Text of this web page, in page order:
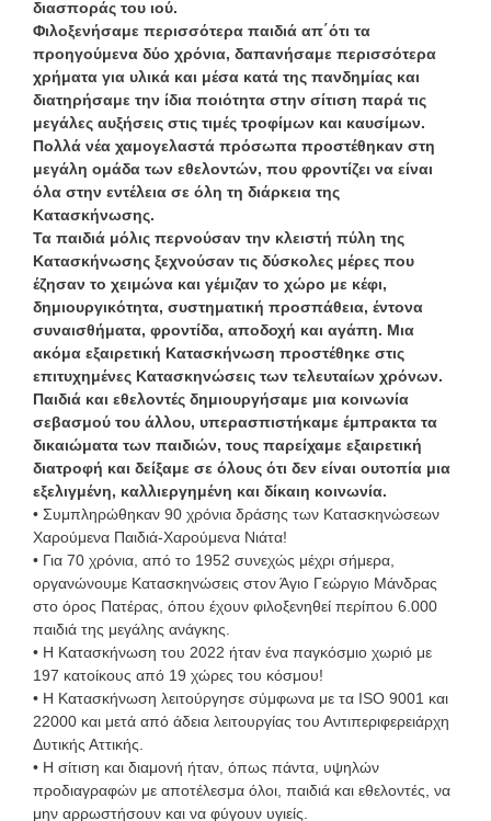
διασποράς του ιού.
Φιλοξενήσαμε περισσότερα παιδιά απ΄ότι τα
προηγούμενα δύο χρόνια, δαπανήσαμε περισσότερα
χρήματα για υλικά και μέσα κατά της πανδημίας και
διατηρήσαμε την ίδια ποιότητα στην σίτιση παρά τις
μεγάλες αυξήσεις στις τιμές τροφίμων και καυσίμων.
Πολλά νέα χαμογελαστά πρόσωπα προστέθηκαν στη
μεγάλη ομάδα των εθελοντών, που φροντίζει να είναι
όλα στην εντέλεια σε όλη τη διάρκεια της
Κατασκήνωσης.
Τα παιδιά μόλις περνούσαν την κλειστή πύλη της
Κατασκήνωσης ξεχνούσαν τις δύσκολες μέρες που
έζησαν το χειμώνα και γέμιζαν το χώρο με κέφι,
δημιουργικότητα, συστηματική προσπάθεια, έντονα
συναισθήματα, φροντίδα, αποδοχή και αγάπη. Μια
ακόμα εξαιρετική Κατασκήνωση προστέθηκε στις
επιτυχημένες Κατασκηνώσεις των τελευταίων χρόνων.
Παιδιά και εθελοντές δημιουργήσαμε μια κοινωνία
σεβασμού του άλλου, υπερασπιστήκαμε έμπρακτα τα
δικαιώματα των παιδιών, τους παρείχαμε εξαιρετική
διατροφή και δείξαμε σε όλους ότι δεν είναι ουτοπία μια
εξελιγμένη, καλλιεργημένη και δίκαιη κοινωνία.
• Συμπληρώθηκαν 90 χρόνια δράσης των Κατασκηνώσεων
Χαρούμενα Παιδιά-Χαρούμενα Νιάτα!
• Για 70 χρόνια, από το 1952 συνεχώς μέχρι σήμερα,
οργανώνουμε Κατασκηνώσεις στον Άγιο Γεώργιο Μάνδρας
στο όρος Πατέρας, όπου έχουν φιλοξενηθεί περίπου 6.000
παιδιά της μεγάλης ανάγκης.
• Η Κατασκήνωση του 2022 ήταν ένα παγκόσμιο χωριό με
197 κατοίκους από 19 χώρες του κόσμου!
• Η Κατασκήνωση λειτούργησε σύμφωνα με τα ISO 9001 και
22000 και μετά από άδεια λειτουργίας του Αντιπεριφερειάρχη
Δυτικής Αττικής.
• Η σίτιση και διαμονή ήταν, όπως πάντα, υψηλών
προδιαγραφών με αποτέλεσμα όλοι, παιδιά και εθελοντές, να
μην αρρωστήσουν και να φύγουν υγιείς.